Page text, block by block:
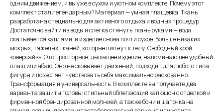
одним движением, и вы уже в сухом и уютном комплекте. Почему этот
комплект стал легендарным? Материал — умная плащевка. Ткань
разработана специально для активного отдыха и водных процедур.
Достаточно выйти из воды и слегка стянуть ткань руками — вода
скатывается каплями, и изделие снова почти сухое. Больше никаких
мокрых, тяжелых тканей, которые липнут к телу. Свободный крой
«оверсайз». Это просторное, дышащее изделие, напоминающее удобный
плащ или абаю. Оно не сковывает движений, подходит для любого типа
фигуры и позволяет чувствовать себя максимально раскованно.
Трансформация и универсальность. В комплекте вы получаете два
варианта защиты головы: стильный облегающий капюшон с отделкой и
фирменной брендированной молнией, а также бони и шапочка на